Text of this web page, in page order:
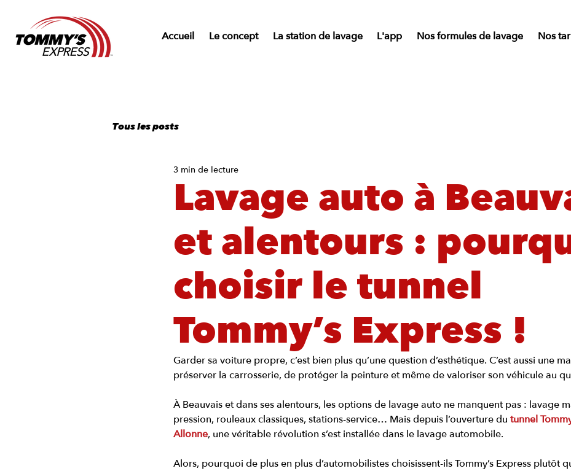
Accueil Le concept La station de lavage L'app Nos formules de lavage Nos
Tous les posts
Lavage auto à
et alentours :
choisir le tunnel
Tommy’s Express !
3 min de lecture
Garder sa voiture propre, c’est bien plus qu’une question d’esthétique. C’est aussi une
préserver la carrosserie, de protéger la peinture et même de valoriser son véhicule au
À Beauvais et dans ses alentours, les options de lavage auto ne manquent pas : lavage
pression, rouleaux classiques, stations-service… Mais depuis l’ouverture du tunnel
Allonne, une véritable révolution s’est installée dans le lavage automobile.
Alors, pourquoi de plus en plus d’automobilistes choisissent-ils Tommy’s Express plutôt